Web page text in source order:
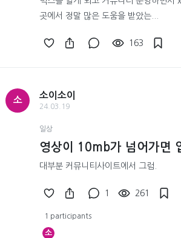
곳에서 정말 많은 도움을 받았는...
163
소
소이소이
24.03.19
일상
영상이 10mb가 넘어가면
대부분 커뮤니티사이트에서 그럼.
1 261
1 participants
소